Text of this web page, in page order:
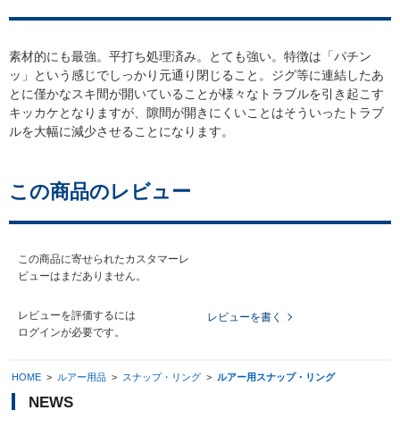
素材的にも最強。平打ち処理済み。とても強い。特徴は「パチン
ッ」という感じでしっかり元通り閉じること。ジグ等に連結したあ
とに僅かなスキ間が開いていることが様々なトラブルを引き起こす
キッカケとなりますが、隙間が開きにくいことはそういったトラブ
ルを大幅に減少させることになります。
この商品のレビュー
この商品に寄せられたカスタマーレ
ビューはまだありません。
レビューを評価するには
ログインが必要です。
レビューを書く
HOME > ルアー用品 > スナップ・リング > ルアー用スナップ・リング
NEWS